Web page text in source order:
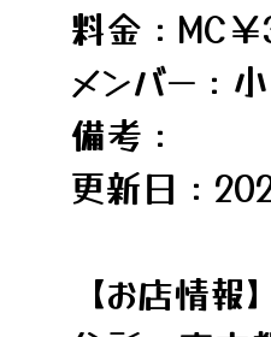
料金：MC
メンバー
備考：
更新日：
【お店情報】